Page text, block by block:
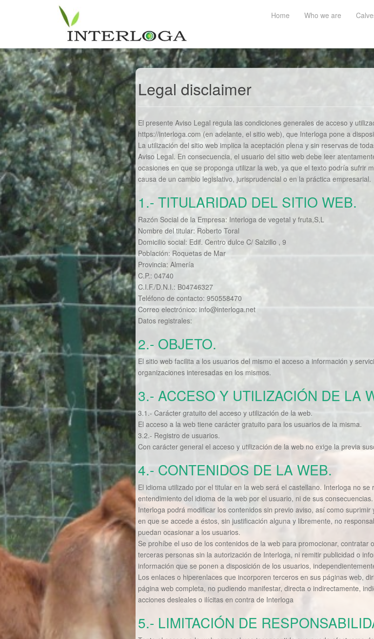
Home Who we are
Legal disclaimer
El presente Aviso Legal regula las condiciones generales de acceso y
https://interloga.com (en adelante, el sitio web), que Interloga pone a
La utilización del sitio web implica la aceptación plena y sin reservas de
Aviso Legal. En consecuencia, el usuario del sitio web debe leer
ocasiones en que se proponga utilizar la web, ya que el texto podría sufrir
causa de un cambio legislativo, jurisprudencial o en la práctica empresarial.
1.- TITULARIDAD DEL SITIO WEB.
Razón Social de la Empresa: Interloga de vegetal y fruta,S,L
Nombre del titular: Roberto Toral
Domicilio social: Edif. Centro dulce C/ Salzillo , 9
Población: Roquetas de Mar
Provincia: Almería
C.P.: 04740
C.I.F./D.N.I.: B04746327
Teléfono de contacto: 950558470
Correo electrónico: info@interloga.net
Datos registrales:
2.- OBJETO.
El sitio web facilita a los usuarios del mismo el acceso a información y
organizaciones interesadas en los mismos.
3.- ACCESO Y UTILIZACIÓN DE LA
3.1.- Carácter gratuito del acceso y utilización de la web.
El acceso a la web tiene carácter gratuito para los usuarios de la misma.
3.2.- Registro de usuarios.
Con carácter general el acceso y utilización de la web no exige la previa
4.- CONTENIDOS DE LA WEB.
El idioma utilizado por el titular en la web será el castellano. Interloga no
entendimiento del idioma de la web por el usuario, ni de sus consecuencias.
Interloga podrá modificar los contenidos sin previo aviso, así como
en que se accede a éstos, sin justificación alguna y libremente, no
puedan ocasionar a los usuarios.
Se prohíbe el uso de los contenidos de la web para promocionar, contratar
terceras personas sin la autorización de Interloga, ni remitir publicidad o
información que se ponen a disposición de los usuarios,
Los enlaces o hiperenlaces que incorporen terceros en sus páginas web,
página web completa, no pudiendo manifestar, directa o indirectamente,
acciones desleales o ilícitas en contra de Interloga
5.- LIMITACIÓN DE